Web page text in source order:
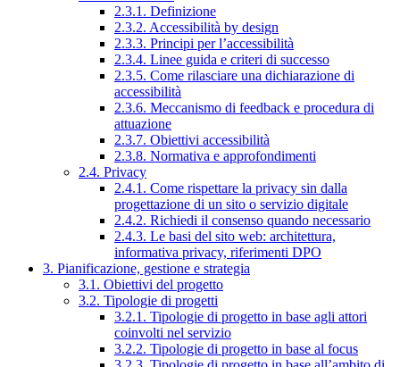
2.3.1. Definizione
2.3.2. Accessibilità by design
2.3.3. Principi per l’accessibilità
2.3.4. Linee guida e criteri di successo
2.3.5. Come rilasciare una dichiarazione di
accessibilità
2.3.6. Meccanismo di feedback e procedura di
attuazione
2.3.7. Obiettivi accessibilità
2.3.8. Normativa e approfondimenti
2.4. Privacy
2.4.1. Come rispettare la privacy sin dalla
progettazione di un sito o servizio digitale
2.4.2. Richiedi il consenso quando necessario
2.4.3. Le basi del sito web: architettura,
informativa privacy, riferimenti DPO
3. Pianificazione, gestione e strategia
3.1. Obiettivi del progetto
3.2. Tipologie di progetti
3.2.1. Tipologie di progetto in base agli attori
coinvolti nel servizio
3.2.2. Tipologie di progetto in base al focus